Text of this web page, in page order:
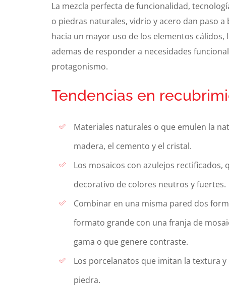
La mezcla perfecta de funcionalidad,
o piedras naturales, vidrio y acero dan paso
hacia un mayor uso de los elementos
ademas de responder a necesidades
protagonismo.
Tendencias en
Materiales naturales o que emulen la
madera, el cemento y el cristal.
Los mosaicos con azulejos rectificados,
decorativo de colores neutros y fuertes.
Combinar en una misma pared dos
formato grande con una franja de
gama o que genere contraste.
Los porcelanatos que imitan la textura y
piedra.